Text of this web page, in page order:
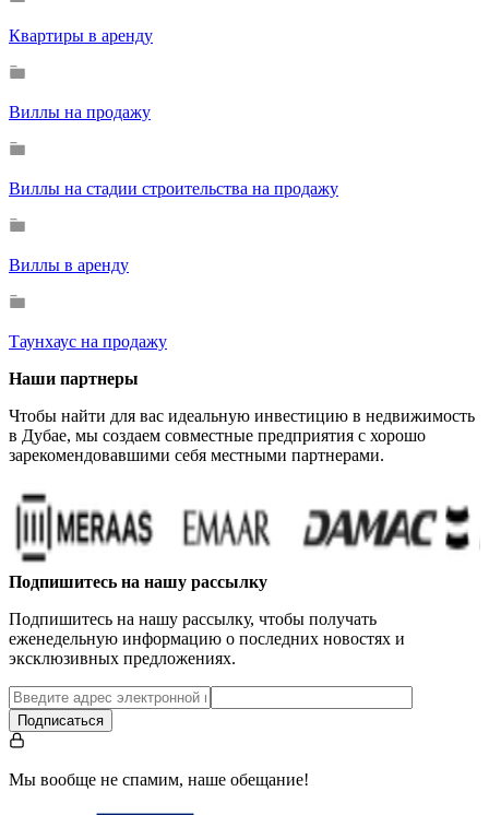
Квартиры в аренду
Виллы на продажу
Виллы на стадии строительства на продажу
Виллы в аренду
Таунхаус на продажу
Наши партнеры
Чтобы найти для вас идеальную инвестицию в недвижимость
в Дубае, мы создаем совместные предприятия с хорошо
зарекомендовавшими себя местными партнерами.
Подпишитесь на нашу рассылку
Подпишитесь на нашу рассылку, чтобы получать
еженедельную информацию о последних новостях и
эксклюзивных предложениях.
Подписаться
Мы вообще не спамим, наше обещание!